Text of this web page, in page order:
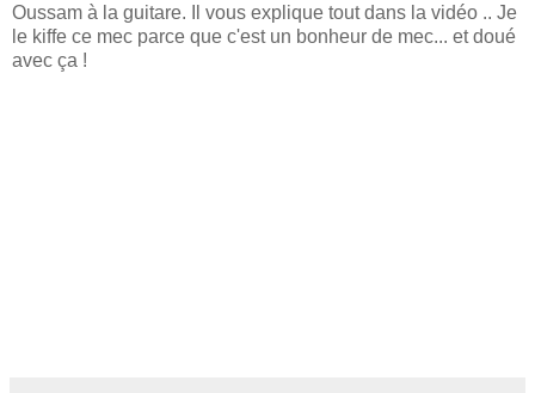
Oussam à la guitare. Il vous explique tout dans la vidéo .. Je
le kiffe ce mec parce que c'est un bonheur de mec... et doué
avec ça !